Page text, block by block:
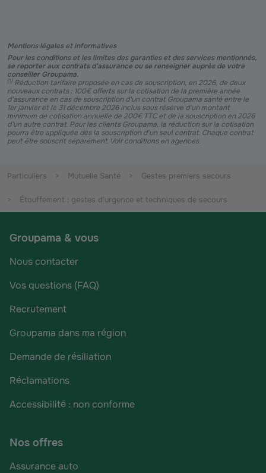
Mentions légales et informatives
Pour les conditions et les limites des garanties et des services mentionnés,
se reporter aux contrats d’assurance ou se renseigner auprès de votre
conseiller Groupama.
(1) Réduction tarifaire proposée en cas de souscription, en 2026, de deux
nouveaux contrats : 100€ offerts sur la cotisation de la première année
d’assurance en cas de souscription d'un contrat Groupama santé entre le
1er janvier et le 31 décembre 2026 inclus sous réserve d'un montant
minimum de cotisation annuelle de 200€ TTC et de la souscription en 2026
d’un autre contrat. Pour les clients Groupama, la réduction sur la cotisation
pourra être appliquée dès la souscription d'un seul contrat. Chaque contrat
peut être souscrit séparément. Voir conditions en agences.
Particuliers Mutuelle Santé Gestes premiers secours
Étouffement : gestes d'urgence et techniques de secours
Groupama & vous
Nous contacter
Vos questions (FAQ)
Recrutement
Groupama dans ma région
Demande de résiliation
Réclamations
Accessibilité : non conforme
Nos offres
Assurance auto